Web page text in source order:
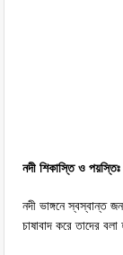
নদী শিকাস্তি ও পয়স্তিঃ
নদী ভাঙ্গনে স্বস্বান্ত
চাষাবাদ করে তাদের